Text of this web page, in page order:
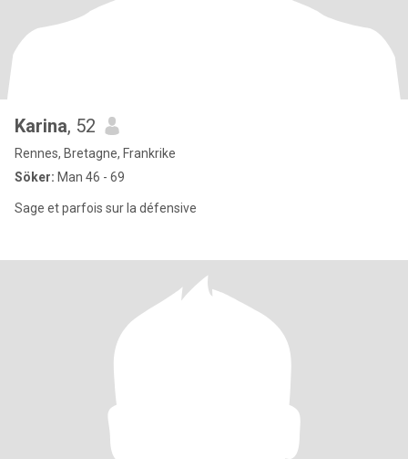
Karina, 52
Rennes, Bretagne, Frankrike
Söker: Man 46 - 69
Sage et parfois sur la défensive